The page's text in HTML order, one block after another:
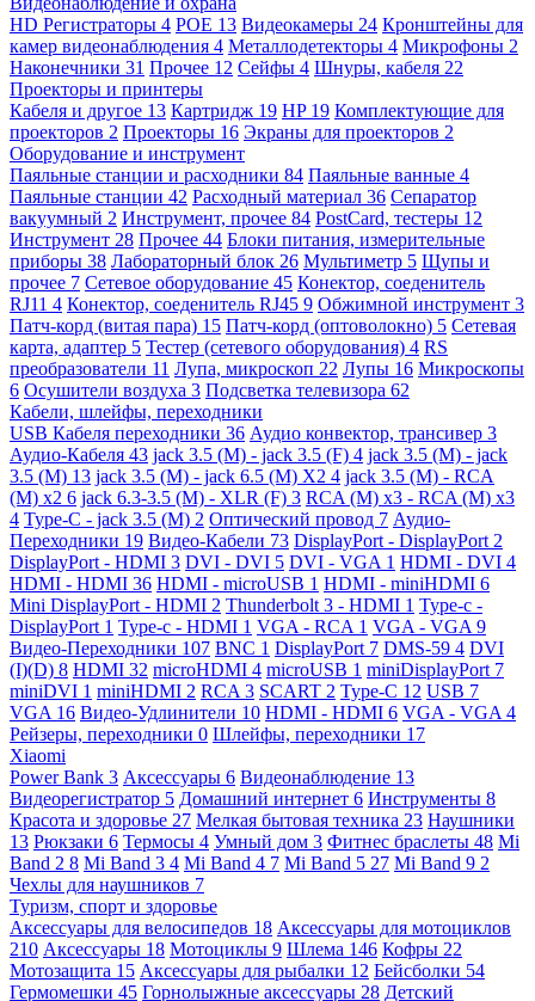
HD Регистраторы 4 POE 13 Видеокамеры 24 Кронштейны для
камер видеонаблюдения 4 Металлодетекторы 4 Микрофоны 2
Наконечники 31 Прочее 12 Сейфы 4 Шнуры, кабеля 22
Проекторы и принтеры
Кабеля и другое 13 Картридж 19 HP 19 Комплектующие для
проекторов 2 Проекторы 16 Экраны для проекторов 2
Оборудование и инструмент
Паяльные станции и расходники 84 Паяльные ванные 4
Паяльные станции 42 Расходный материал 36 Сепаратор
вакуумный 2 Инструмент, прочее 84 PostCard, тестеры 12
Инструмент 28 Прочее 44 Блоки питания, измерительные
приборы 38 Лабораторный блок 26 Мультиметр 5 Щупы и
прочее 7 Сетевое оборудование 45 Конектор, соеденитель
RJ11 4 Конектор, соеденитель RJ45 9 Обжимной инструмент 3
Патч-корд (витая пара) 15 Патч-корд (оптоволокно) 5 Сетевая
карта, адаптер 5 Тестер (сетевого оборудования) 4 RS
преобразователи 11 Лупа, микроскоп 22 Лупы 16 Микроскопы
6 Осушители воздуха 3 Подсветка телевизора 62
Кабели, шлейфы, переходники
USB Кабеля переходники 36 Аудио конвектор, трансивер 3
Аудио-Кабеля 43 jack 3.5 (M) - jack 3.5 (F) 4 jack 3.5 (M) - jack
3.5 (M) 13 jack 3.5 (M) - jack 6.5 (M) X2 4 jack 3.5 (M) - RCA
(M) x2 6 jack 6.3-3.5 (M) - XLR (F) 3 RCA (M) x3 - RCA (M) x3
4 Type-C - jack 3.5 (M) 2 Оптический провод 7 Аудио-
Переходники 19 Видео-Кабели 73 DisplayPort - DisplayPort 2
DisplayPort - HDMI 3 DVI - DVI 5 DVI - VGA 1 HDMI - DVI 4
HDMI - HDMI 36 HDMI - microUSB 1 HDMI - miniHDMI 6
Mini DisplayPort - HDMI 2 Thunderbolt 3 - HDMI 1 Type-c -
DisplayPort 1 Type-c - HDMI 1 VGA - RCA 1 VGA - VGA 9
Видео-Переходники 107 BNC 1 DisplayPort 7 DMS-59 4 DVI
(I)(D) 8 HDMI 32 microHDMI 4 microUSB 1 miniDisplayPort 7
miniDVI 1 miniHDMI 2 RCA 3 SCART 2 Type-C 12 USB 7
VGA 16 Видео-Удлинители 10 HDMI - HDMI 6 VGA - VGA 4
Рейзеры, переходники 0 Шлейфы, переходники 17
Xiaomi
Power Bank 3 Аксессуары 6 Видеонаблюдение 13
Видеорегистратор 5 Домашний интернет 6 Инструменты 8
Красота и здоровье 27 Мелкая бытовая техника 23 Наушники
13 Рюкзаки 6 Термосы 4 Умный дом 3 Фитнес браслеты 48 Mi
Band 2 8 Mi Band 3 4 Mi Band 4 7 Mi Band 5 27 Mi Band 9 2
Чехлы для наушников 7
Туризм, спорт и здоровье
Аксессуары для велосипедов 18 Аксессуары для мотоциклов
210 Аксессуары 18 Мотоциклы 9 Шлема 146 Кофры 22
Мотозащита 15 Аксессуары для рыбалки 12 Бейсболки 54
Гермомешки 45 Горнолыжные аксессуары 28 Детский